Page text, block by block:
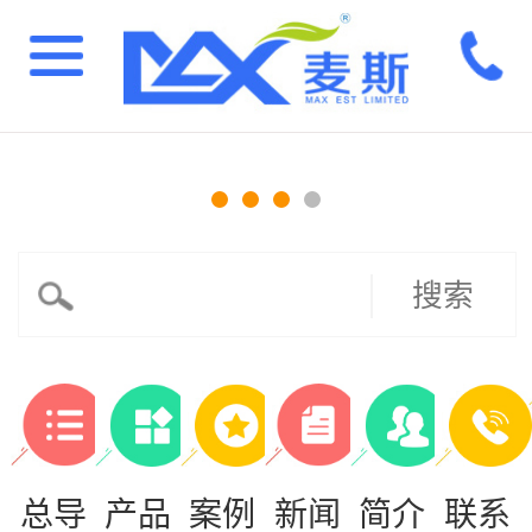
搜索
总导 产品 案例 新闻 简介 联系